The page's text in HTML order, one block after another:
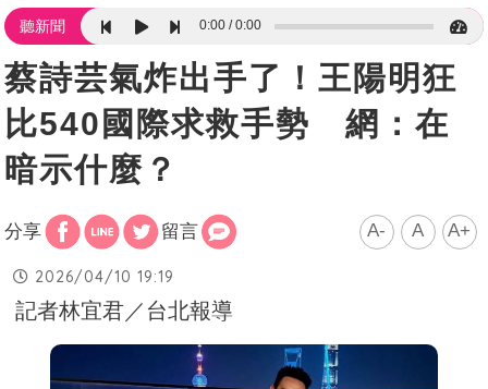
聽新聞 0:00 0:00
蔡詩芸氣炸出手了！王陽明狂
比540國際求救手勢 網：在
暗示什麼？
分享 留言 A- A A+
2026/04/10 19:19
記者林宜君／台北報導